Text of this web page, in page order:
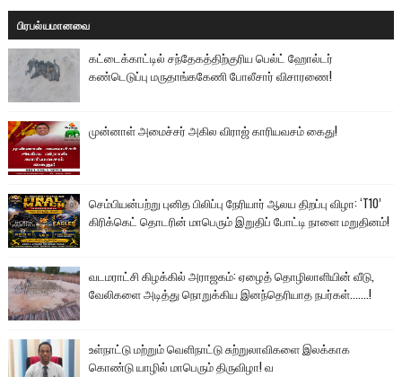
பிரபல்யமானவை
கட்டைக்காட்டில் சந்தேகத்திற்குரிய பெல்ட் ஹோல்டர்
கண்டெடுப்பு மருதாங்ககேணி போலீசார் விசாரணை!
முன்னாள் அமைச்சர் அகில விராஜ் காரியவசம் கைது!
செம்பியன்பற்று புனித பிலிப்பு நேரியார் ஆலய திறப்பு விழா: ‘T10’
கிரிக்கெட் தொடரின் மாபெரும் இறுதிப் போட்டி நாளை மறுதினம்!
வடமராட்சி கிழக்கில் அராஜகம்: ஏழைத் தொழிலாளியின் வீடு,
வேலிகளை அடித்து நொறுக்கிய இனந்தெரியாத நபர்கள்.......!
உள்நாட்டு மற்றும் வெளிநாட்டு சுற்றுலாவிகளை இலக்காக
கொண்டு யாழில் மாபெரும் திருவிழா! வ